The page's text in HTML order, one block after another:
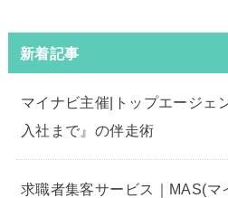
新着記事
マイナビ主催|トップエージェ
入社まで』の伴走術
求職者集客サービス｜MAS(マ